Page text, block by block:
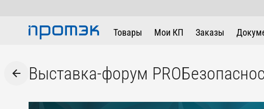
Товары Мои КП Заказы
Выставка-форум